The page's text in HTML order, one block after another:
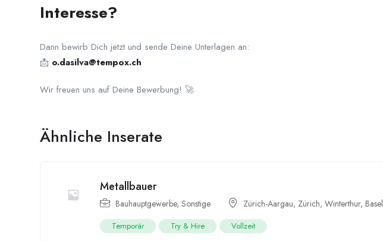
Interesse?
Dann bewirb Dich jetzt und sende Deine Unterlagen an:
📩 o.dasilva@tempox.ch
Wir freuen uns auf Deine Bewerbung! 🚀
Ähnliche Inserate
Metallbauer
Bauhauptgewerbe, Sonstige Zürich-Aargau, Zürich, Winterthur, Basel
Temporär Try & Hire Vollzeit